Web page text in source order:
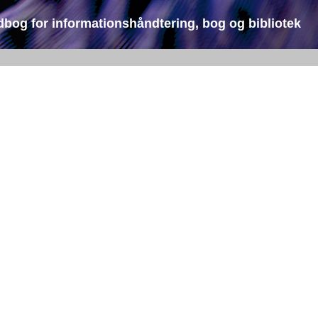
for informationshåndtering, bog og bibliotek